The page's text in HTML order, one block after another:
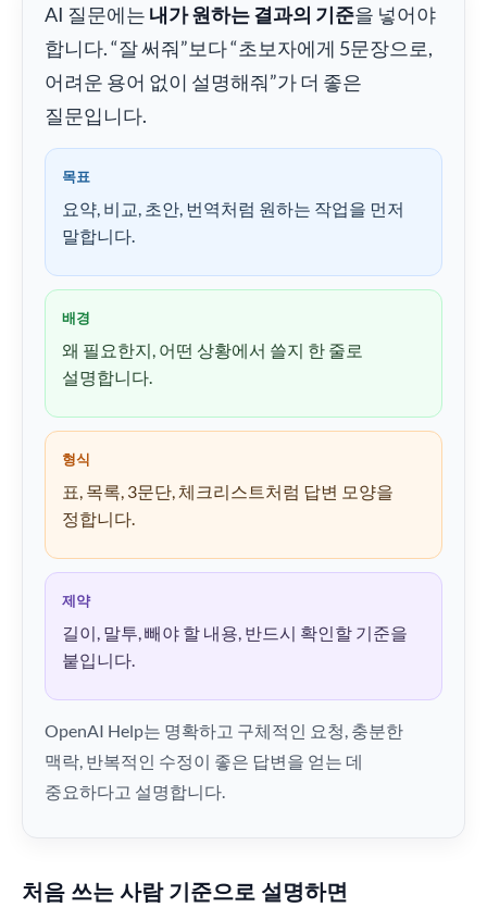
AI 질문에는 내가 원하는 결과의 기준을 넣어야
합니다. “잘 써줘”보다 “초보자에게 5문장으로,
어려운 용어 없이 설명해줘”가 더 좋은
질문입니다.
목표
요약, 비교, 초안, 번역처럼 원하는 작업을 먼저
말합니다.
배경
왜 필요한지, 어떤 상황에서 쓸지 한 줄로
설명합니다.
형식
표, 목록, 3문단, 체크리스트처럼 답변 모양을
정합니다.
제약
길이, 말투, 빼야 할 내용, 반드시 확인할 기준을
붙입니다.
OpenAI Help는 명확하고 구체적인 요청, 충분한
맥락, 반복적인 수정이 좋은 답변을 얻는 데
중요하다고 설명합니다.
처음 쓰는 사람 기준으로 설명하면